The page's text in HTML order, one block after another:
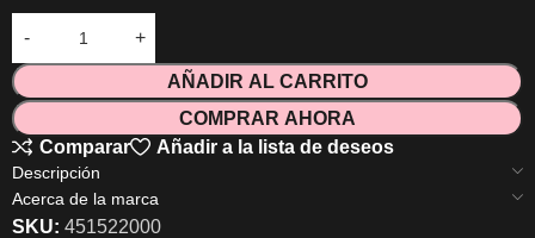
AÑADIR AL CARRITO
COMPRAR AHORA
Comparar
Añadir a la lista de deseos
Descripción
Acerca de la marca
SKU: 451522000